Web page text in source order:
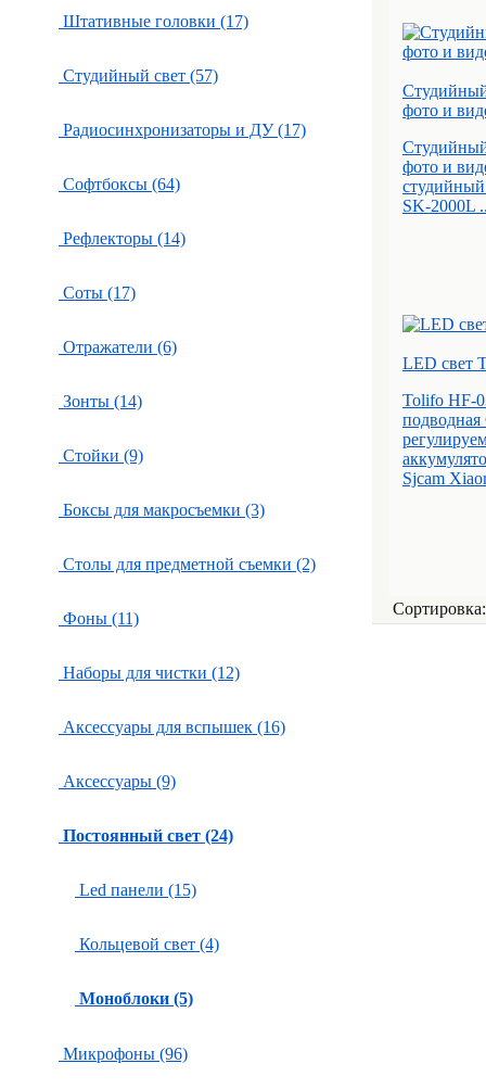
Штативные головки (17)
Студийный свет (57)
Радиосинхронизаторы и ДУ (17)
Софтбоксы (64)
Рефлекторы (14)
Соты (17)
Отражатели (6)
Зонты (14)
Стойки (9)
Боксы для макросъемки (3)
Столы для предметной съемки (2)
Фоны (11)
Наборы для чистки (12)
Аксессуары для вспышек (16)
Аксессуары (9)
Постоянный свет (24)
Led панели (15)
Кольцевой свет (4)
Моноблоки (5)
Микрофоны (96)
фото и
фото и
SK-2000L
LED свет
Tolifo HF-
подводная
Sjcam